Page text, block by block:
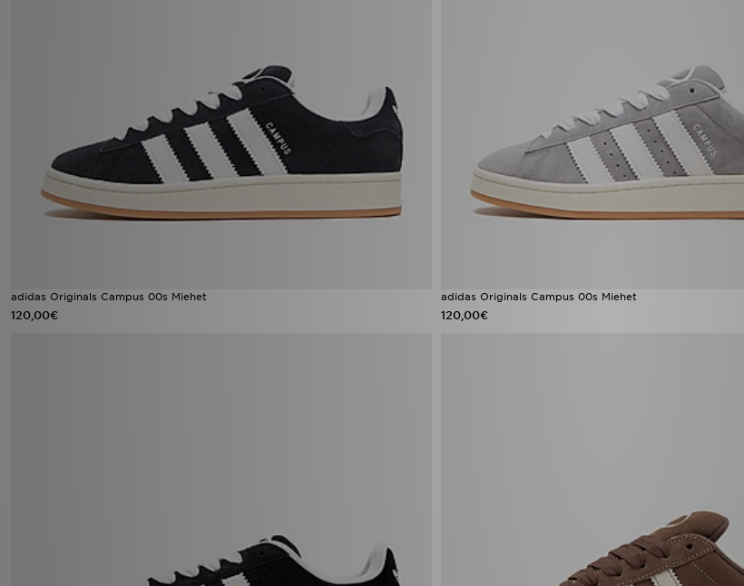
adidas Originals Campus 00s Miehet
120,00€
adidas Originals Campus 00s Miehet
120,00€